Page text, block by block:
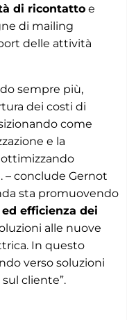
di ricontatto e
di mailing
delle attività
sempre più,
dei costi di
come
e la
conclude Gernot
sta promuovendo
efficienza dei
alle nuove
In questo
verso soluzioni
cliente”.